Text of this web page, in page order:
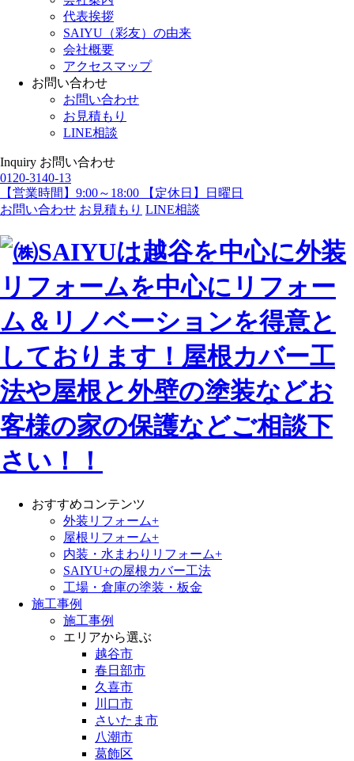
代表挨拶
SAIYU（彩友）の由来
会社概要
アクセスマップ
お問い合わせ
お問い合わせ
お見積もり
LINE相談
Inquiry お問い合わせ
0120-3140-13
【営業時間】9:00～18:00 【定休日】日曜日
お問い合わせ お見積もり LINE相談
おすすめコンテンツ
外装リフォーム+
屋根リフォーム+
内装・水まわりリフォーム+
SAIYU+の屋根カバー工法
工場・倉庫の塗装・板金
施工事例
施工事例
エリアから選ぶ
越谷市
春日部市
久喜市
川口市
さいたま市
八潮市
葛飾区